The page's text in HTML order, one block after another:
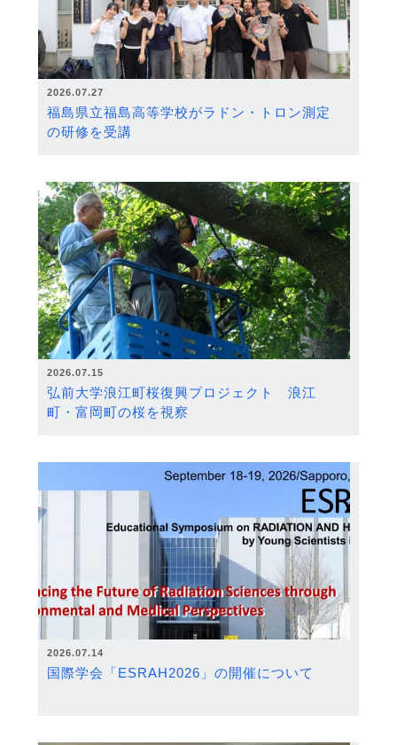
2026.07.27
福島県立福島高等学校がラドン・トロン測定
の研修を受講
2026.07.15
弘前大学浪江町桜復興プロジェクト 浪江
町・富岡町の桜を視察
2026.07.14
国際学会「ESRAH2026」の開催について